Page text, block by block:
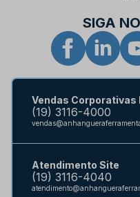
SIGA
Vendas Corporativas
(19) 3116-4000
Atendimento Site
(19) 3116-4040